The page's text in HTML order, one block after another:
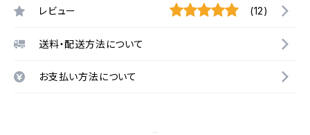
レビュー (12)
送料・配送方法について
お支払い方法について